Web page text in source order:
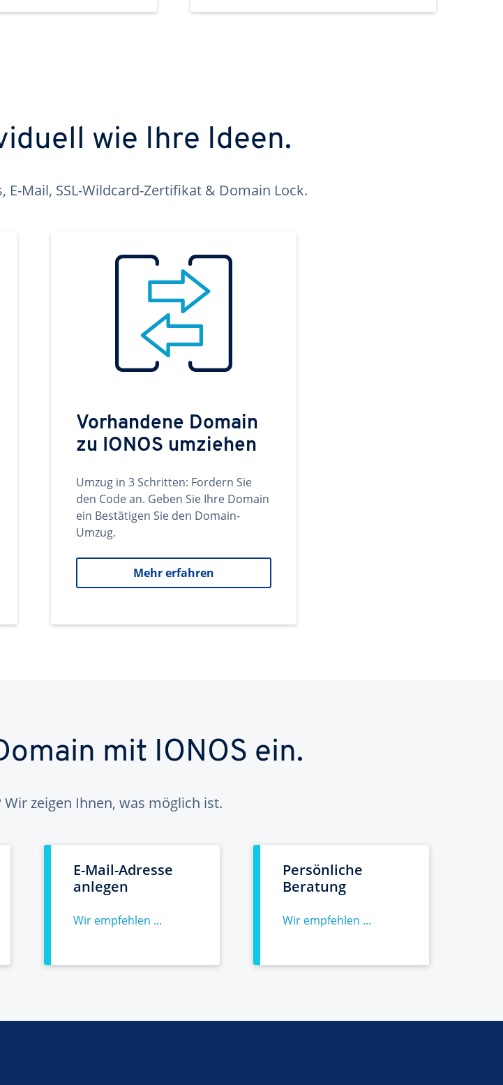
wie Ihre Ideen.
Mail, SSL-Wildcard-Zertifikat & Domain Lock.
Vorhandene Domain
zu IONOS umziehen
Umzug in 3 Schritten: Fordern Sie
den Code an. Geben Sie Ihre Domain
ein Bestätigen Sie den Domain-
Umzug.
Mehr erfahren
mit IONOS ein.
Wir zeigen Ihnen, was möglich ist.
E-Mail-Adresse
anlegen
Wir empfehlen ...
Persönliche
Beratung
Wir empfehlen ...